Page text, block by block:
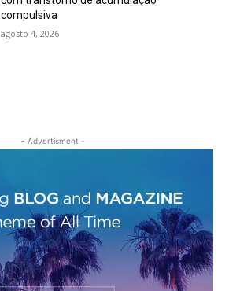
compulsiva
agosto 4, 2026
- Advertisment -